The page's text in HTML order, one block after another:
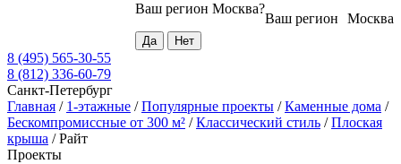
Москва
Ваш регион
Ваш регион Москва?
8 (495) 565-30-55
8 (812) 336-60-79
Санкт-Петербург
Главная / 1-этажные /Популярные проекты /Каменные дома /
Бескомпромиссные от 300 м² /Классический стиль /Плоская
крыша /Райт
Проекты